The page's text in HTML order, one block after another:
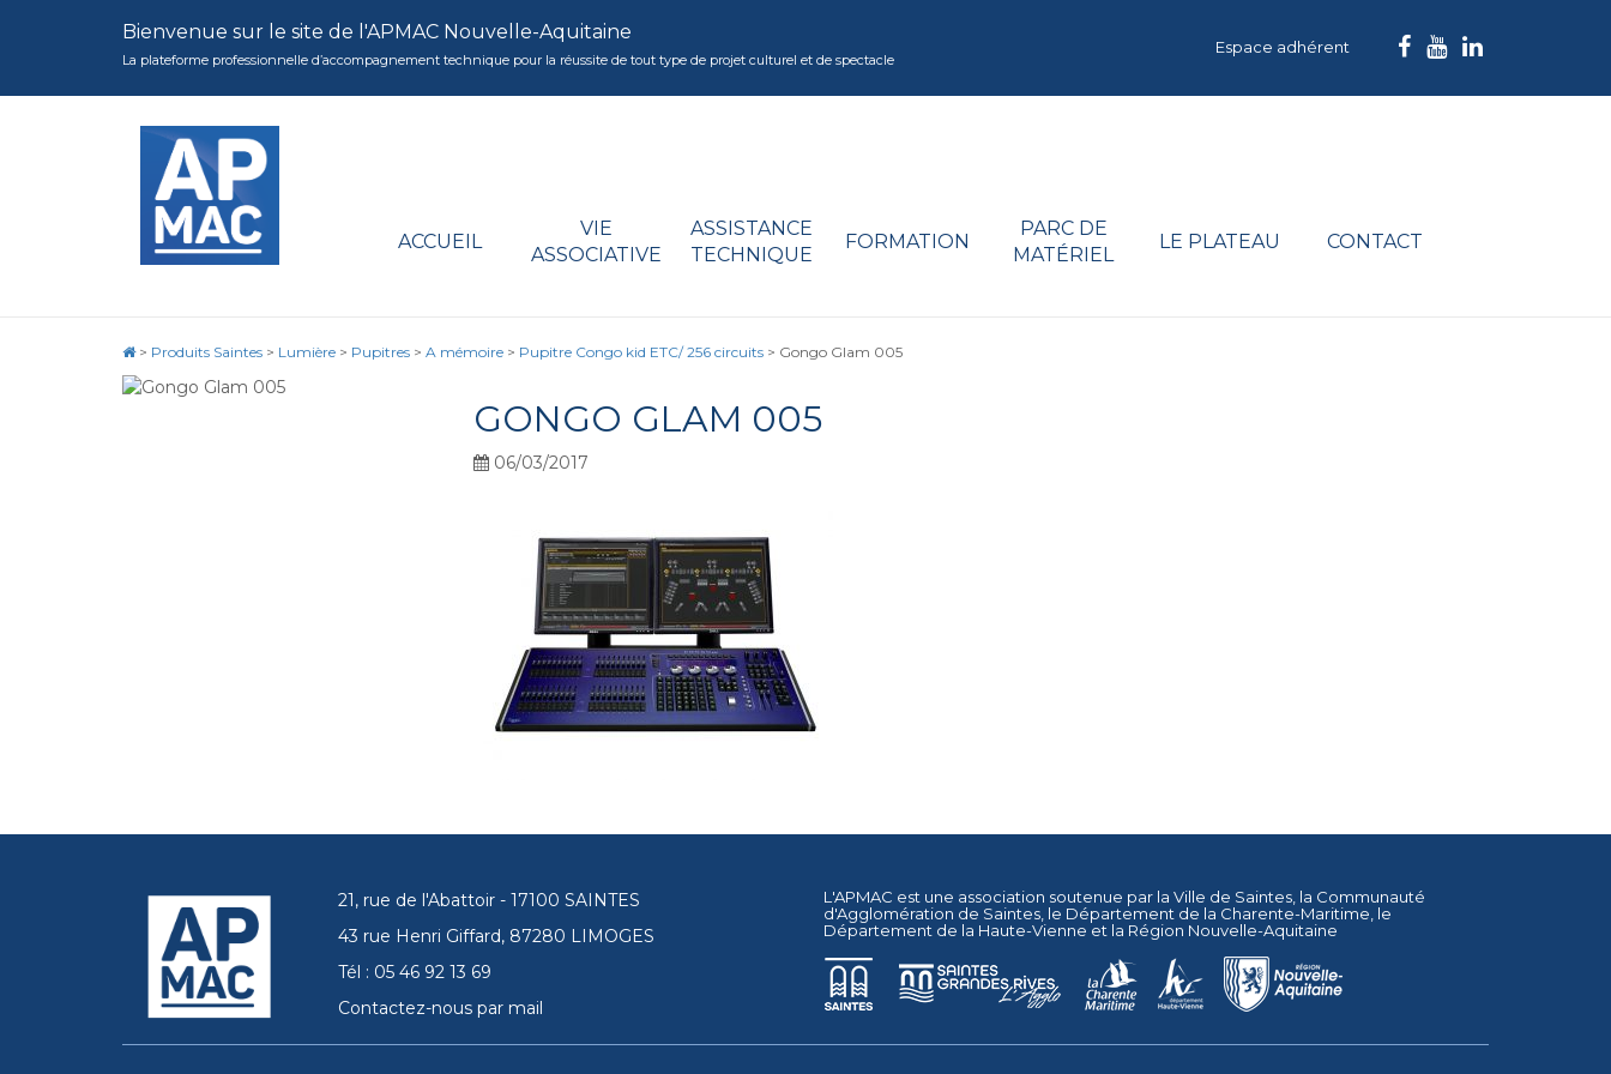
Bienvenue sur le site de l'APMAC Nouvelle-Aquitaine
La plateforme professionnelle d’accompagnement technique pour la réussite de tout type de projet culturel et de spectacle
Espace adhérent
ACCUEIL
VIE
ASSOCIATIVE
ASSISTANCE
TECHNIQUE
FORMATION
PARC DE
MATÉRIEL
LE PLATEAU CONTACT
> Produits Saintes > Lumière > Pupitres > A mémoire > Pupitre Congo kid ETC/ 256 circuits > Gongo Glam 005
GONGO GLAM 005
06/03/2017
21, rue de l'Abattoir - 17100 SAINTES
43 rue Henri Giffard, 87280 LIMOGES
Tél : 05 46 92 13 69
Contactez-nous par mail
L'APMAC est une association soutenue par la Ville de Saintes , la Communauté
d'Agglomération de Saintes , le Département de la Charente-Maritime , le
Département de la Haute-Vienne et la Région Nouvelle-Aquitaine